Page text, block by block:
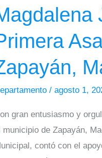
/ agosto 1,
gran entusiasmo y
municipio de Zapayán,
contó con el